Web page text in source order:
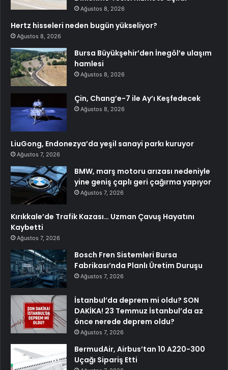
Ağustos 8, 2026
Hertz hisseleri neden bugün yükseliyor?
Ağustos 8, 2026
Bursa Büyükşehir’den İnegöl’e ulaşım
hamlesi
Ağustos 8, 2026
Çin, Chang’e-7 ile Ay’ı Keşfedecek
Ağustos 8, 2026
LiuGong, Endonezya’da yeşil sanayi parkı kuruyor
Ağustos 7, 2026
BMW, marş motoru arızası nedeniyle
yine geniş çaplı geri çağırma yapıyor
Ağustos 7, 2026
Kırıkkale’de Trafik Kazası… Uzman Çavuş Hayatını
Kaybetti
Ağustos 7, 2026
Bosch Fren Sistemleri Bursa
Fabrikası’nda Planlı Üretim Duruşu
Ağustos 7, 2026
İstanbul’da deprem mi oldu? SON
DAKİKA! 23 Temmuz İstanbul’da az
önce nerede deprem oldu?
Ağustos 7, 2026
BermudAir, Airbus’tan 10 A220-300
Uçağı Sipariş Etti